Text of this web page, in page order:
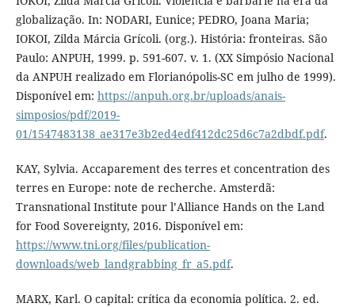
globalização. In: NODARI, Eunice; PEDRO, Joana Maria;
IOKOI, Zilda Márcia Grícoli. (org.). História: fronteiras. São
Paulo: ANPUH, 1999. p. 591-607. v. 1. (XX Simpósio Nacional
da ANPUH realizado em Florianópolis-SC em julho de 1999).
Disponível em: https://anpuh.org.br/uploads/anais-
simposios/pdf/2019-
01/1547483138_ae317e3b2ed4edf412dc25d6c7a2dbdf.pdf.
KAY, Sylvia. Accaparement des terres et concentration des
terres en Europe: note de recherche. Amsterdã:
Transnational Institute pour l’Alliance Hands on the Land
for Food Sovereignty, 2016. Disponível em:
https://www.tni.org/files/publication-
downloads/web_landgrabbing_fr_a5.pdf.
MARX, Karl. O capital: crítica da economia política. 2. ed.